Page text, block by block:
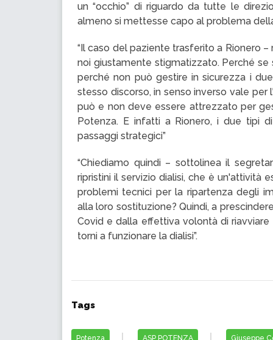
un “occhio” di riguardo da tutte le
almeno si mettesse capo al problema
“Il caso del paziente trasferito a Rionero
noi giustamente stigmatizzato. Perché
perché non può gestire in sicurezza i
stesso discorso, in senso inverso vale
può e non deve essere attrezzato per
Potenza. E infatti a Rionero, i due tipi
passaggi strategici”
“Chiediamo quindi – sottolinea il
ripristini il servizio dialisi, che è un'attività
problemi tecnici per la ripartenza degli
alla loro sostituzione? Quindi, a
Covid e dalla effettiva volontà di
torni a funzionare la dialisi”.
Tags
Potenza ASP POTENZA Giuseppe